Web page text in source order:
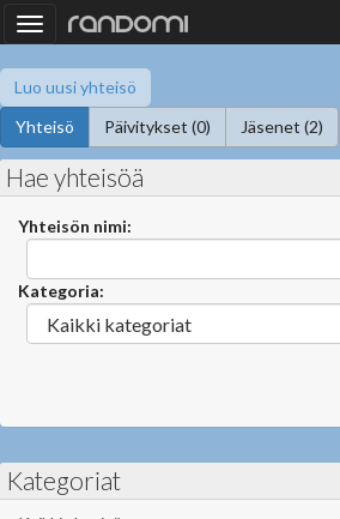
Toggle
navigation
Luo uusi yhteisö
Yhteisö
Päivitykset (0) Jäsenet (2)
Hae yhteisöä
Yhteisön nimi:
Kategoria:
Kategoriat